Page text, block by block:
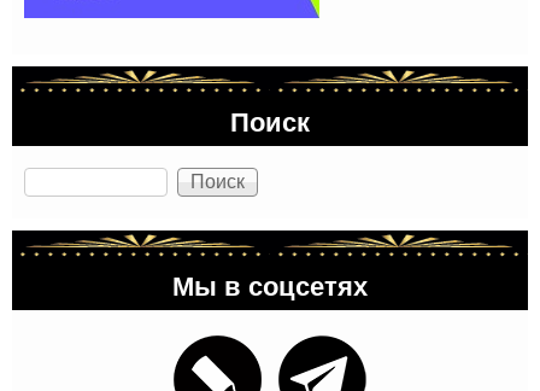
Поиск
Поиск
Мы в соцсетях